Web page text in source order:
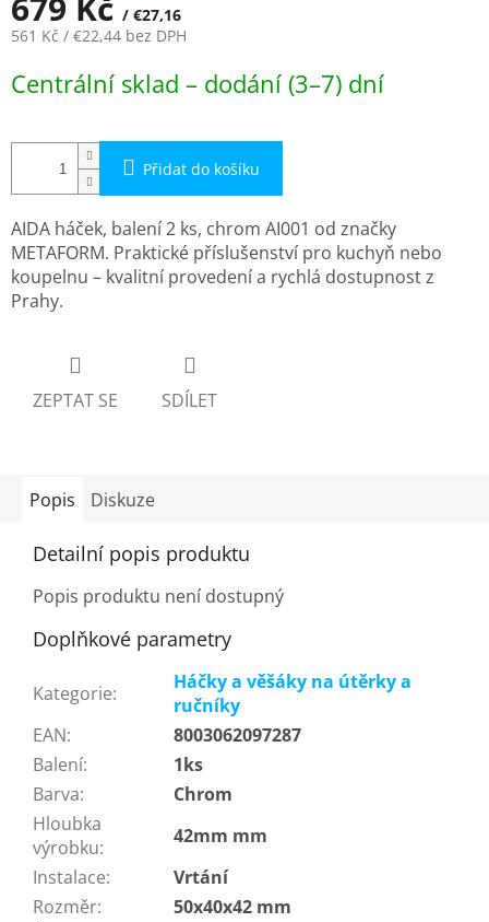
/ €27,16
561 Kč / €22,44 bez DPH
cena:
Centrální sklad – dodání (3–7) dní
Přidat do košíku
AIDA háček, balení 2 ks, chrom AI001 od značky
METAFORM. Praktické příslušenství pro kuchyň nebo
koupelnu – kvalitní provedení a rychlá dostupnost z
Prahy.
ZEPTAT SE SDÍLET
Popis Diskuze
Detailní popis produktu
Popis produktu není dostupný
Doplňkové parametry
Kategorie:
Háčky a věšáky na útěrky a
ručníky
EAN:
8003062097287
Balení:
1ks
Barva:
Chrom
Hloubka
výrobku:
42mm mm
Instalace:
Vrtání
Rozměr:
50x40x42 mm